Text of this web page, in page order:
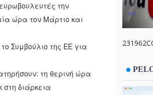
την
ώρα τον Μάρτιο και
Συμβούλιο της ΕΕ για
τη θερινή ώρα
διάρκεια